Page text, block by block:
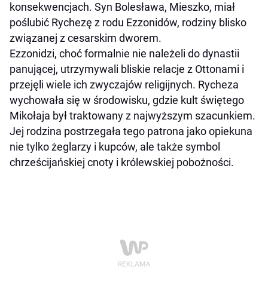
konsekwencjach. Syn Bolesława, Mieszko, miał
poślubić Rychezę z rodu Ezzonidów, rodziny blisko
związanej z cesarskim dworem.
Ezzonidzi, choć formalnie nie należeli do dynastii
panującej, utrzymywali bliskie relacje z Ottonami i
przejęli wiele ich zwyczajów religijnych. Rycheza
wychowała się w środowisku, gdzie kult świętego
Mikołaja był traktowany z najwyższym szacunkiem.
Jej rodzina postrzegała tego patrona jako opiekuna
nie tylko żeglarzy i kupców, ale także symbol
chrześcijańskiej cnoty i królewskiej pobożności.